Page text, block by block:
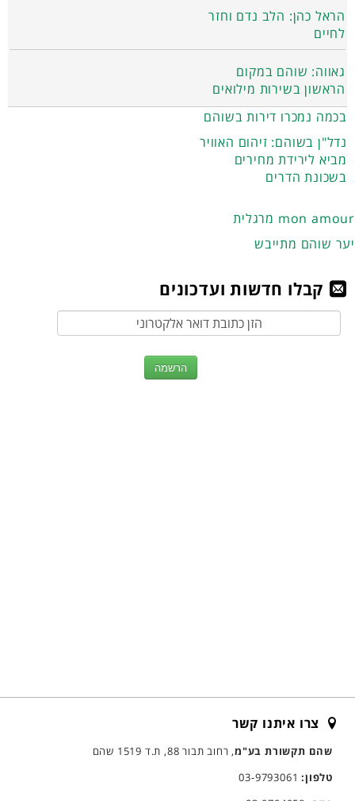
הראל כהן: הלב נדם וחזר
לחיים
גאווה: שוהם במקום
הראשון בשירות מילואים
בכמה נמכרו דירות בשוהם
נדל"ן בשוהם: זיהום האוויר
מביא לירידת מחירים
בשכונת הדרים
מרגלית mon amour
יער שוהם מתייבש
קבלו חדשות ועדכונים
צרו איתנו קשר
שהם תקשורת בע"מ, רחוב תבור 88, ת.ד 1519 שהם
טלפון:03-9793061